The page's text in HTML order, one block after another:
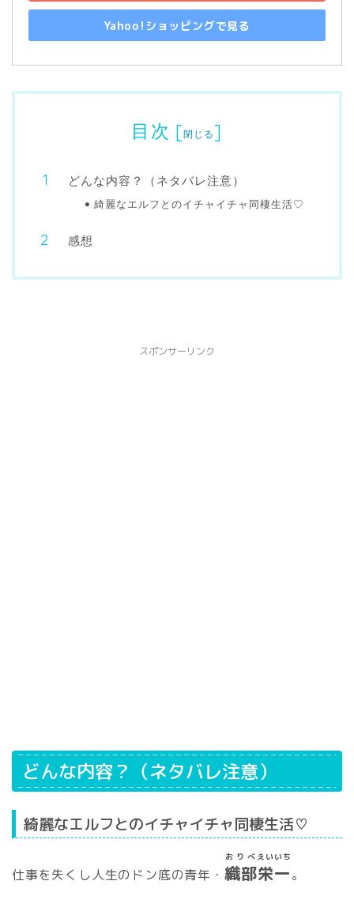
Yahoo!ショッピングで見る
目次 [閉じる]
どんな内容？（ネタバレ注意）
綺麗なエルフとのイチャイチャ同棲生活♡
感想
スポンサーリンク
どんな内容？（ネタバレ注意）
綺麗なエルフとのイチャイチャ同棲生活♡
仕事を失くし人生のドン底の青年・ 織部
おりべ
栄一
えいいち
。